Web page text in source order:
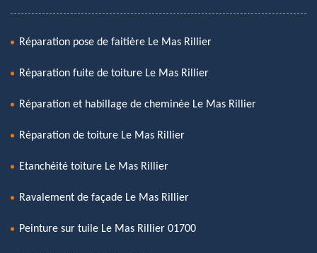
Réparation pose de faitière Le Mas Rillier
Réparation fuite de toiture Le Mas Rillier
Réparation et habillage de cheminée Le Mas Rillier
Réparation de toiture Le Mas Rillier
Etanchéité toiture Le Mas Rillier
Ravalement de façade Le Mas Rillier
Peinture sur tuile Le Mas Rillier 01700